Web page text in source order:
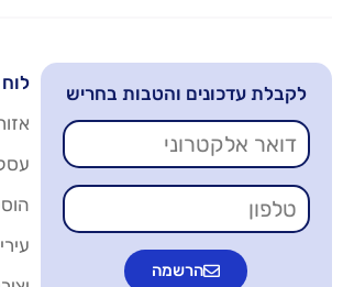
לקבלת עדכונים והטבות בחריש
הרשמה